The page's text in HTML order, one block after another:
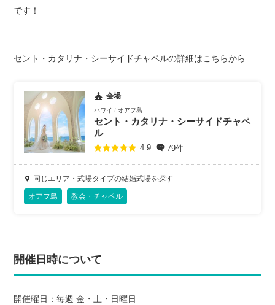
です！
セント・カタリナ・シーサイドチャペルの詳細はこちらから
会場
ハワイ オアフ島
セント・カタリナ・シーサイドチャペ
ル
4.9 79件
同じエリア・式場タイプの結婚式場を探す
オアフ島 教会・チャペル
開催日時について
開催曜日：毎週 金・土・日曜日